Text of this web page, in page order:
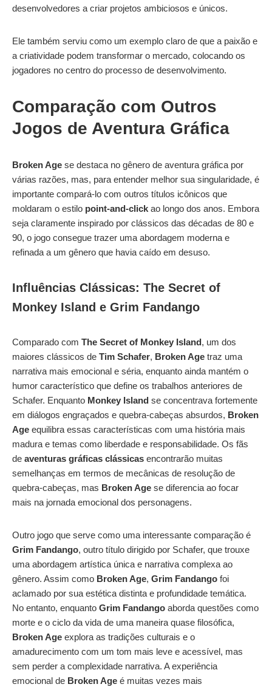
desenvolvedores a criar projetos ambiciosos e únicos.
Ele também serviu como um exemplo claro de que a paixão e
a criatividade podem transformar o mercado, colocando os
jogadores no centro do processo de desenvolvimento.
Comparação com Outros
Jogos de Aventura Gráfica
Broken Age se destaca no gênero de aventura gráfica por
várias razões, mas, para entender melhor sua singularidade, é
importante compará-lo com outros títulos icônicos que
moldaram o estilo point-and-click ao longo dos anos. Embora
seja claramente inspirado por clássicos das décadas de 80 e
90, o jogo consegue trazer uma abordagem moderna e
refinada a um gênero que havia caído em desuso.
Influências Clássicas: The Secret of
Monkey Island e Grim Fandango
Comparado com The Secret of Monkey Island, um dos
maiores clássicos de Tim Schafer, Broken Age traz uma
narrativa mais emocional e séria, enquanto ainda mantém o
humor característico que define os trabalhos anteriores de
Schafer. Enquanto Monkey Island se concentrava fortemente
em diálogos engraçados e quebra-cabeças absurdos, Broken
Age equilibra essas características com uma história mais
madura e temas como liberdade e responsabilidade. Os fãs
de aventuras gráficas clássicas encontrarão muitas
semelhanças em termos de mecânicas de resolução de
quebra-cabeças, mas Broken Age se diferencia ao focar
mais na jornada emocional dos personagens.
Outro jogo que serve como uma interessante comparação é
Grim Fandango, outro título dirigido por Schafer, que trouxe
uma abordagem artística única e narrativa complexa ao
gênero. Assim como Broken Age, Grim Fandango foi
aclamado por sua estética distinta e profundidade temática.
No entanto, enquanto Grim Fandango aborda questões como
morte e o ciclo da vida de uma maneira quase filosófica,
Broken Age explora as tradições culturais e o
amadurecimento com um tom mais leve e acessível, mas
sem perder a complexidade narrativa. A experiência
emocional de Broken Age é muitas vezes mais